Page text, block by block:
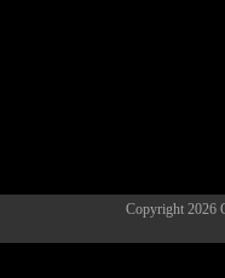
Copyright 2026